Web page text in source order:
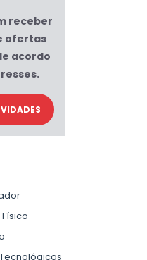
receber
ofertas
acordo